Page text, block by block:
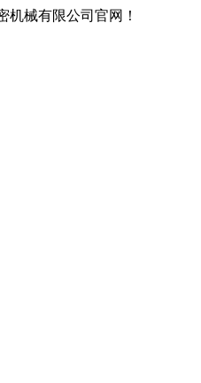
机械有限公司官网！